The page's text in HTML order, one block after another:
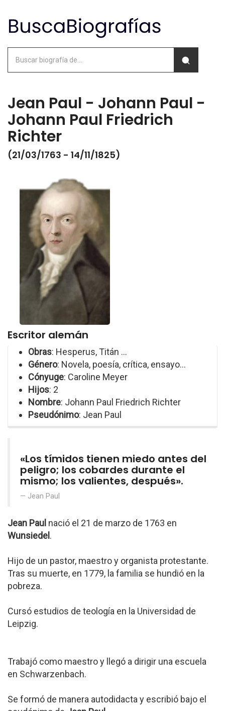
Jean Paul - Johann Paul -
Johann Paul Friedrich
Richter
(21/03/1763 - 14/11/1825)
Escritor alemán
Obras: Hesperus, Titán ...
Género: Novela, poesía, crítica, ensayo...
Cónyuge: Caroline Meyer
Hijos: 2
Nombre: Johann Paul Friedrich Richter
Pseudónimo: Jean Paul
«Los tímidos tienen miedo antes del
peligro; los cobardes durante el
mismo; los valientes, después».
Jean Paul
Jean Paul nació el 21 de marzo de 1763 en
Wunsiedel .
Hijo de un pastor, maestro y organista protestante.
Tras su muerte, en 1779, la familia se hundió en la
pobreza.
Cursó estudios de teología en la Universidad de
Leipzig.
Trabajó como maestro y llegó a dirigir una escuela
en Schwarzenbach.
Se formó de manera autodidacta y escribió bajo el